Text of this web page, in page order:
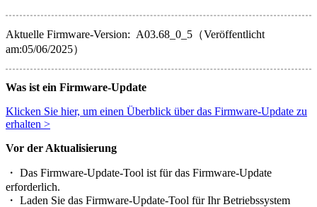
Aktuelle Firmware-Version: A03.68_0_5（Veröffentlicht
am:05/06/2025）
Was ist ein Firmware-Update
Klicken Sie hier, um einen Überblick über das Firmware-Update zu
erhalten >
Vor der Aktualisierung
・ Das Firmware-Update-Tool ist für das Firmware-Update
erforderlich.
・ Laden Sie das Firmware-Update-Tool für Ihr Betriebssystem